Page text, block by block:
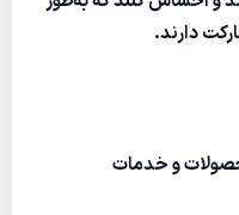
دارند.
و خدمات